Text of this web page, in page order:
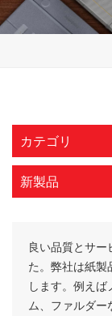
カテゴリ
新製品
良い品質とサ
た。弊社は紙
します。例え
ム、ファルダー